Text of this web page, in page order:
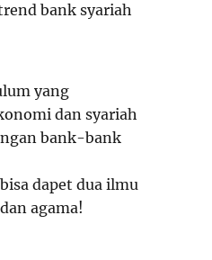
bank syariah
yang
dan syariah
bank-bank
dapet dua ilmu
agama!